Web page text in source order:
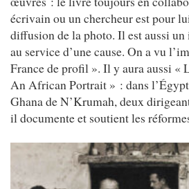
écrivain ou un chercheur est pour
diffusion de la photo. Il est aussi
au service d’une cause. On a vu
France de profil ». Il y aura aussi «
An African Portrait » : dans
Ghana de N’Krumah, deux
il documente et soutient les